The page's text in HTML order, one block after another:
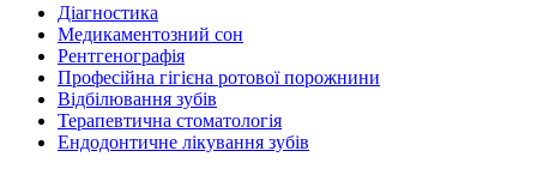
Діагностика
Медикаментозний сон
Рентгенографія
Професійна гігієна ротової порожнини
Відбілювання зубів
Терапевтична стоматологія
Ендодонтичне лікування зубів